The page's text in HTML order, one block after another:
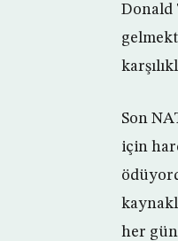
Donald
Son
için
her